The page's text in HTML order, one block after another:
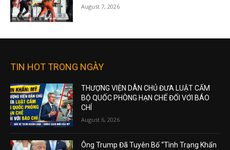
August 7, 2026
TIN HOT TRONG NGÀY
THƯỢNG VIỆN DÂN CHỦ ĐƯA LUẬT CẤM
BỘ QUỐC PHÒNG HẠN CHẾ ĐỐI VỚI BÁO
CHÍ
August 6, 2026
Ông Trump Đã Tuyên Bố “Tình Trạng Khẩn